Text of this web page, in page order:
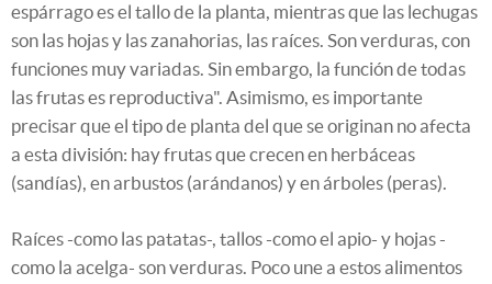
espárrago es el tallo de la planta, mientras que las lechugas
son las hojas y las zanahorias, las raíces. Son verduras, con
funciones muy variadas. Sin embargo, la función de todas
las frutas es reproductiva". Asimismo, es importante
precisar que el tipo de planta del que se originan no afecta
a esta división: hay frutas que crecen en herbáceas
(sandías), en arbustos (arándanos) y en árboles (peras).
Raíces -como las patatas-, tallos -como el apio- y hojas -
como la acelga- son verduras. Poco une a estos alimentos